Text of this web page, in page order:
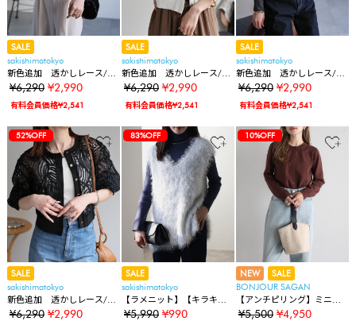
SALE
sakishimatokyo
新色追加 透かしレース/エ
ンブロイダリーレース カー
ディガン/冷房対策
¥6,290 ¥2,990
有料会員価格¥2,541
SALE
sakishimatokyo
新色追加 透かしレース/エ
ンブロイダリーレース カー
ディガン/冷房対策
¥6,290 ¥2,990
有料会員価格¥2,541
SALE
sakishimatokyo
新色追加 透かしレース/エ
ンブロイダリーレース カー
ディガン/冷房対策
¥6,290 ¥2,990
有料会員価格¥2,541
52%OFF
SALE
sakishimatokyo
新色追加 透かしレース/エ
ンブロイダリーレース カー
¥6,290 ¥2,990
83%OFF
SALE
sakishimatokyo
【ラメニット】【キラキラ/
きらきら】 フェザークルー
¥5,990 ¥990
83%OFF
10%OFF
NEW
SALE
BONJOUR SAGAN
【アンチピリング】ミニマ
ルロゴ刺繍ニットカーディ
¥5,500 ¥4,950